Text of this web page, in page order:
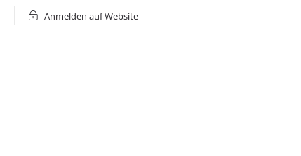
Anmelden auf Website